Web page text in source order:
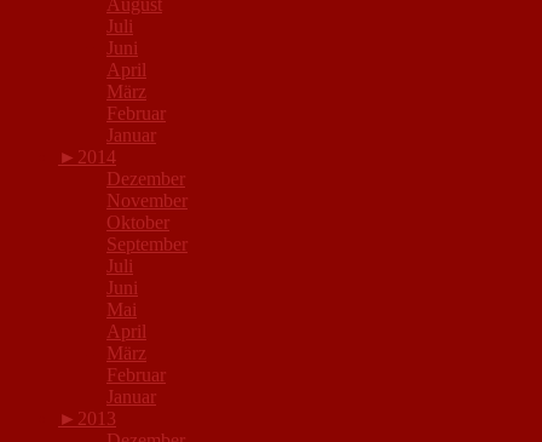
August
Juli
Juni
April
März
Februar
Januar
► 2014
Dezember
November
Oktober
September
Juli
Juni
Mai
April
März
Februar
Januar
► 2013